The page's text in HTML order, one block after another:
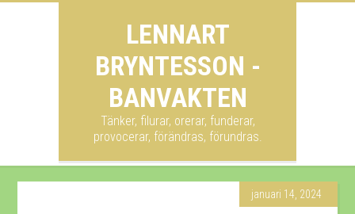
LENNART
BRYNTESSON -
BANVAKTEN
Tänker, filurar, orerar, funderar,
provocerar, förändras, förundras.
januari 14, 2024